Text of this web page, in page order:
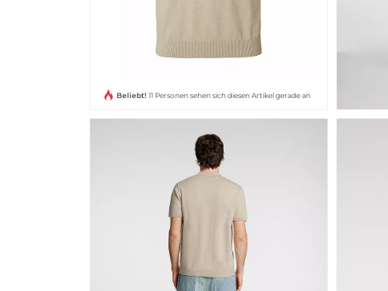
Beliebt! 11 Personen sehen sich diesen Artikel gerade an